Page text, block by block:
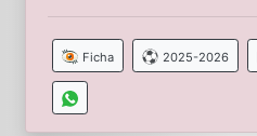
Ficha 2025-2026